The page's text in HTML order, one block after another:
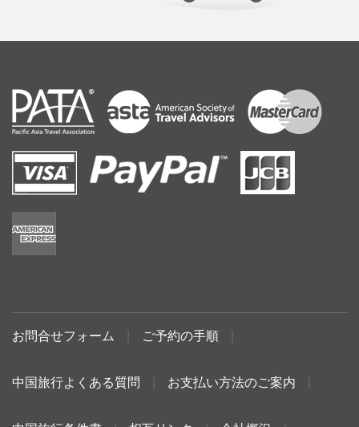
お問合せフォーム ご予約の手順
中国旅行よくある質問 お支払い方法のご案内